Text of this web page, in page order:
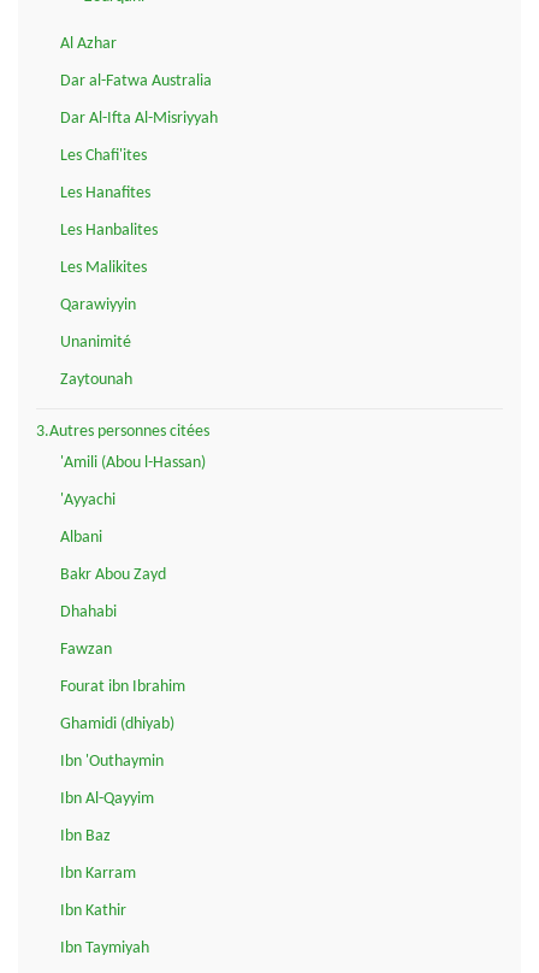
Al Azhar
Dar al-Fatwa Australia
Dar Al-Ifta Al-Misriyyah
Les Chafi'ites
Les Hanafites
Les Hanbalites
Les Malikites
Qarawiyyin
Unanimité
Zaytounah
3.Autres personnes citées
'Amili (Abou l-Hassan)
'Ayyachi
Albani
Bakr Abou Zayd
Dhahabi
Fawzan
Fourat ibn Ibrahim
Ghamidi (dhiyab)
Ibn 'Outhaymin
Ibn Al-Qayyim
Ibn Baz
Ibn Karram
Ibn Kathir
Ibn Taymiyah